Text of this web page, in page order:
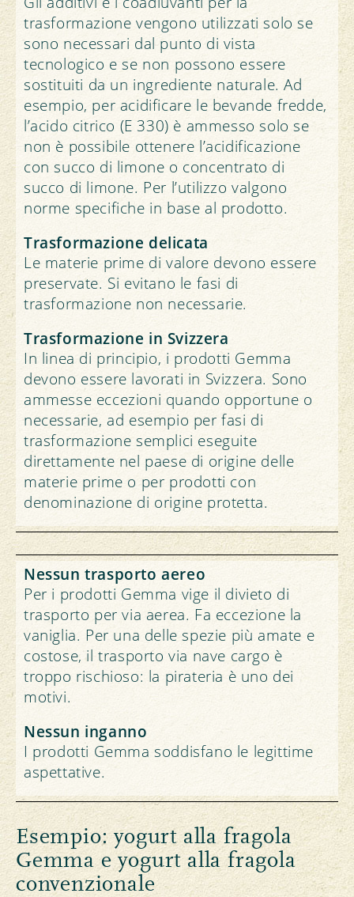
trasformazione vengono utilizzati solo se
sono necessari dal punto di vista
tecnologico e se non possono essere
sostituiti da un ingrediente naturale. Ad
esempio, per acidificare le bevande fredde,
l’acido citrico (E 330) è ammesso solo se
non è possibile ottenere l’acidificazione
con succo di limone o concentrato di
succo di limone. Per l’utilizzo valgono
norme specifiche in base al prodotto.
Trasformazione delicata
Le materie prime di valore devono essere
preservate. Si evitano le fasi di
trasformazione non necessarie.
Trasformazione in Svizzera
In linea di principio, i prodotti Gemma
devono essere lavorati in Svizzera. Sono
ammesse eccezioni quando opportune o
necessarie, ad esempio per fasi di
trasformazione semplici eseguite
direttamente nel paese di origine delle
materie prime o per prodotti con
denominazione di origine protetta.
Nessun trasporto aereo
Per i prodotti Gemma vige il divieto di
trasporto per via aerea. Fa eccezione la
vaniglia. Per una delle spezie più amate e
costose, il trasporto via nave cargo è
troppo rischioso: la pirateria è uno dei
motivi.
Nessun inganno
I prodotti Gemma soddisfano le legittime
aspettative.
Esempio: yogurt alla fragola
Gemma e yogurt alla fragola
convenzionale